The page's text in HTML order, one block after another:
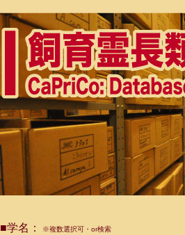
■学名： ※複数選択可・or検索